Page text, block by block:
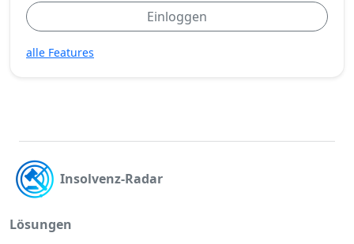
Einloggen
alle Features
Insolvenz-Radar
Lösungen